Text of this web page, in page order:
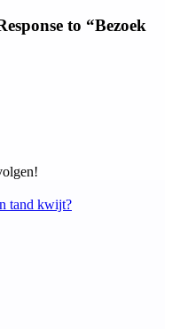
to “Bezoek
tand kwijt?